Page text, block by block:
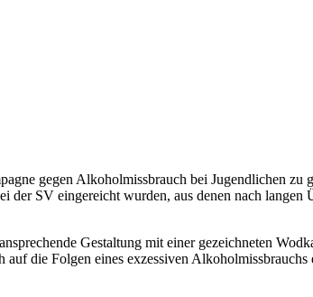
gegen Alkoholmissbrauch bei Jugendlichen zu
der SV eingereicht wurden, aus denen nach langen
Gestaltung mit einer gezeichneten
auf die Folgen eines exzessiven